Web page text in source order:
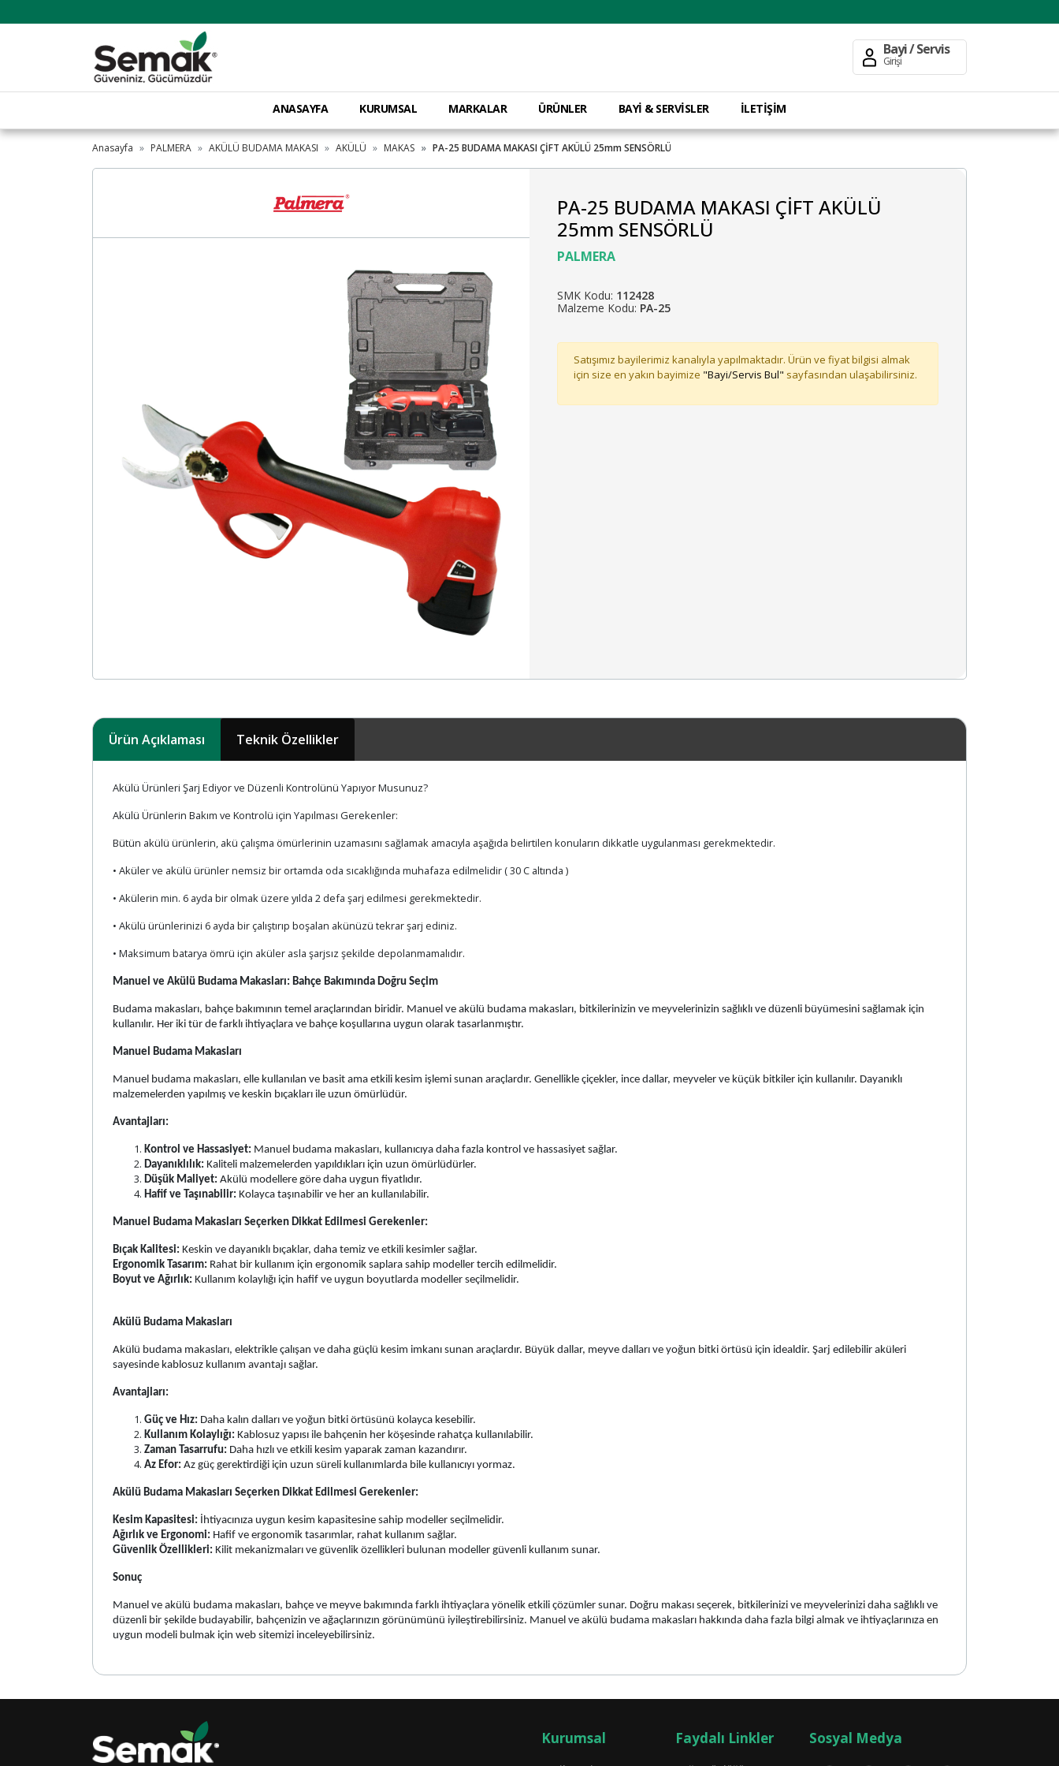
Bayi / Servis
Girişi
ANASAYFA KURUMSAL MARKALAR ÜRÜNLER BAYİ & SERVİSLER İLETİŞİM
Anasayfa PALMERA AKÜLÜ BUDAMA MAKASI AKÜLÜ MAKAS PA-25 BUDAMA MAKASI ÇİFT AKÜLÜ 25mm SENSÖRLÜ
PA-25 BUDAMA MAKASI ÇİFT AKÜLÜ
25mm SENSÖRLÜ
PALMERA
SMK Kodu: 112428
Malzeme Kodu: PA-25
Satışımız bayilerimiz kanalıyla yapılmaktadır. Ürün ve fiyat bilgisi almak
için size en yakın bayimize "Bayi/Servis Bul" sayfasından ulaşabilirsiniz.
Ürün Açıklaması Teknik Özellikler
Akülü Ürünleri Şarj Ediyor ve Düzenli Kontrolünü Yapıyor Musunuz?
Akülü Ürünlerin Bakım ve Kontrolü için Yapılması Gerekenler:
Bütün akülü ürünlerin, akü çalışma ömürlerinin uzamasını sağlamak amacıyla aşağıda belirtilen konuların dikkatle uygulanması gerekmektedir.
• Aküler ve akülü ürünler nemsiz bir ortamda oda sıcaklığında muhafaza edilmelidir ( 30 C altında )
• Akülerin min. 6 ayda bir olmak üzere yılda 2 defa şarj edilmesi gerekmektedir.
• Akülü ürünlerinizi 6 ayda bir çalıştırıp boşalan akünüzü tekrar şarj ediniz.
• Maksimum batarya ömrü için aküler asla şarjsız şekilde depolanmamalıdır.
Manuel ve Akülü Budama Makasları: Bahçe Bakımında Doğru Seçim
Budama makasları, bahçe bakımının temel araçlarından biridir. Manuel ve akülü budama makasları, bitkilerinizin ve meyvelerinizin sağlıklı ve düzenli büyümesini sağlamak için
kullanılır. Her iki tür de farklı ihtiyaçlara ve bahçe koşullarına uygun olarak tasarlanmıştır.
Manuel Budama Makasları
Manuel budama makasları, elle kullanılan ve basit ama etkili kesim işlemi sunan araçlardır. Genellikle çiçekler, ince dallar, meyveler ve küçük bitkiler için kullanılır. Dayanıklı
malzemelerden yapılmış ve keskin bıçakları ile uzun ömürlüdür.
Avantajları:
Kontrol ve Hassasiyet: Manuel budama makasları, kullanıcıya daha fazla kontrol ve hassasiyet sağlar.
Dayanıklılık: Kaliteli malzemelerden yapıldıkları için uzun ömürlüdürler.
Düşük Maliyet: Akülü modellere göre daha uygun fiyatlıdır.
Hafif ve Taşınabilir: Kolayca taşınabilir ve her an kullanılabilir.
Manuel Budama Makasları Seçerken Dikkat Edilmesi Gerekenler:
Bıçak Kalitesi: Keskin ve dayanıklı bıçaklar, daha temiz ve etkili kesimler sağlar.
Ergonomik Tasarım: Rahat bir kullanım için ergonomik saplara sahip modeller tercih edilmelidir.
Boyut ve Ağırlık: Kullanım kolaylığı için hafif ve uygun boyutlarda modeller seçilmelidir.
Akülü Budama Makasları
Akülü budama makasları, elektrikle çalışan ve daha güçlü kesim imkanı sunan araçlardır. Büyük dallar, meyve dalları ve yoğun bitki örtüsü için idealdir. Şarj edilebilir aküleri
sayesinde kablosuz kullanım avantajı sağlar.
Avantajları:
Güç ve Hız: Daha kalın dalları ve yoğun bitki örtüsünü kolayca kesebilir.
Kullanım Kolaylığı: Kablosuz yapısı ile bahçenin her köşesinde rahatça kullanılabilir.
Zaman Tasarrufu: Daha hızlı ve etkili kesim yaparak zaman kazandırır.
Az Efor: Az güç gerektirdiği için uzun süreli kullanımlarda bile kullanıcıyı yormaz.
Akülü Budama Makasları Seçerken Dikkat Edilmesi Gerekenler:
Kesim Kapasitesi: İhtiyacınıza uygun kesim kapasitesine sahip modeller seçilmelidir.
Ağırlık ve Ergonomi: Hafif ve ergonomik tasarımlar, rahat kullanım sağlar.
Güvenlik Özellikleri: Kilit mekanizmaları ve güvenlik özellikleri bulunan modeller güvenli kullanım sunar.
Sonuç
Manuel ve akülü budama makasları, bahçe ve meyve bakımında farklı ihtiyaçlara yönelik etkili çözümler sunar. Doğru makası seçerek, bitkilerinizi ve meyvelerinizi daha sağlıklı ve
düzenli bir şekilde budayabilir, bahçenizin ve ağaçlarınızın görünümünü iyileştirebilirsiniz. Manuel ve akülü budama makasları hakkında daha fazla bilgi almak ve ihtiyaçlarınıza en
uygun modeli bulmak için web sitemizi inceleyebilirsiniz.
Kurumsal Faydalı Linkler Sosyal Medya